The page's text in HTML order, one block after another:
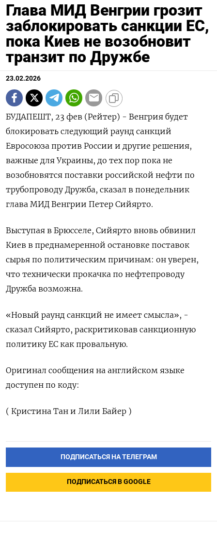
Глава МИД Венгрии грозит
заблокировать санкции ЕС,
пока Киев не возобновит
транзит по Дружбе
23.02.2026
БУДАПЕШТ, 23 фев (Рейтер) - Венгрия будет
блокировать следующий раунд ‌санкций
Евросоюза против России и другие решения,
важные ​для ​Украины, до ​тех ⁠пор пока ‌не
возобновятся поставки ‌российской нефти по
трубопроводу Дружба, ​сказал в понедельник
‌глава МИД Венгрии ​Петер Сийярто.
Выступая в Брюсселе, ‌Сийярто вновь обвинил
Киев в преднамеренной остановке ​поставок ​
сырья ‌по политическим причинам: он уверен, ​
что технически прокачка по нефтепроводу
Дружба возможна.
«Новый раунд санкций не имеет смысла», -
сказал Сийярто, раскритиковав ​санкционную
⁠политику ЕС как провальную.
Оригинал сообщения ‌на английском ‌языке
доступен по коду:
( ​Кристина Тан и ‌Лили Байер )
ПОДПИСАТЬСЯ НА ТЕЛЕГРАМ
ПОДПИСАТЬСЯ В GOOGLE